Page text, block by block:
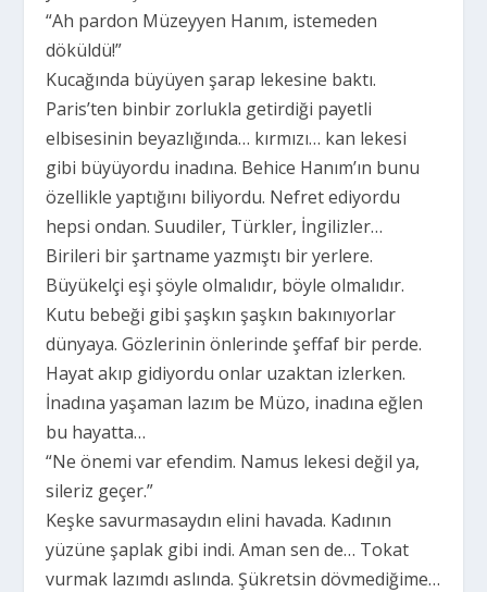
“Ah pardon Müzeyyen Hanım, istemeden
döküldü!”
Kucağında büyüyen şarap lekesine baktı.
Paris’ten binbir zorlukla getirdiği payetli
elbisesinin beyazlığında… kırmızı… kan lekesi
gibi büyüyordu inadına. Behice Hanım’ın bunu
özellikle yaptığını biliyordu. Nefret ediyordu
hepsi ondan. Suudiler, Türkler, İngilizler…
Birileri bir şartname yazmıştı bir yerlere.
Büyükelçi eşi şöyle olmalıdır, böyle olmalıdır.
Kutu bebeği gibi şaşkın şaşkın bakınıyorlar
dünyaya. Gözlerinin önlerinde şeffaf bir perde.
Hayat akıp gidiyordu onlar uzaktan izlerken.
İnadına yaşaman lazım be Müzo, inadına eğlen
bu hayatta…
“Ne önemi var efendim. Namus lekesi değil ya,
sileriz geçer.”
Keşke savurmasaydın elini havada. Kadının
yüzüne şaplak gibi indi. Aman sen de… Tokat
vurmak lazımdı aslında. Şükretsin dövmediğime…